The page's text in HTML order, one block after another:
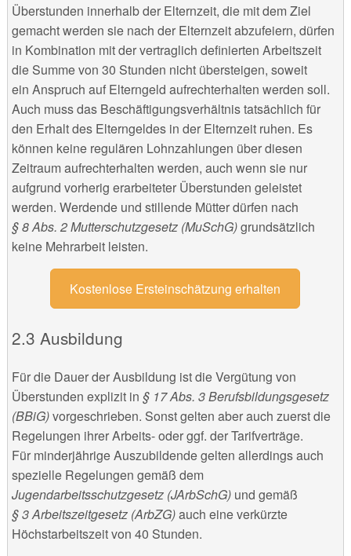
Überstunden innerhalb der Elternzeit, die mit dem Ziel
gemacht werden sie nach der Elternzeit abzufeiern, dürfen
in Kombination mit der vertraglich definierten Arbeitszeit
die Summe von 30 Stunden nicht übersteigen, soweit
ein Anspruch auf Elterngeld aufrechterhalten werden soll.
Auch muss das Beschäftigungsverhältnis tatsächlich für
den Erhalt des Elterngeldes in der Elternzeit ruhen. Es
können keine regulären Lohnzahlungen über diesen
Zeitraum aufrechterhalten werden, auch wenn sie nur
aufgrund vorherig erarbeiteter Überstunden geleistet
werden. Werdende und stillende Mütter dürfen nach
§ 8 Abs. 2 Mutterschutzgesetz (MuSchG)grundsätzlich
keine Mehrarbeit leisten.
Kostenlose Ersteinschätzung erhalten
Ausbildung
Für die Dauer der Ausbildung ist die Vergütung von
Überstunden explizit in § 17 Abs. 3 Berufsbildungsgesetz
(BBiG)vorgeschrieben. Sonst gelten aber auch zuerst die
Regelungen ihrer Arbeits- oder ggf. der Tarifverträge.
Für minderjährige Auszubildende gelten allerdings auch
spezielle Regelungen gemäß dem
Jugendarbeitsschutzgesetz (JArbSchG) und gemäß
§ 3 Arbeitszeitgesetz (ArbZG)auch eine verkürzte
Höchstarbeitszeit von 40 Stunden.